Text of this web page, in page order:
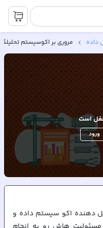
داده مروری بر اکوسیستم
است
ورود
دهنده اکو سیستم داده و